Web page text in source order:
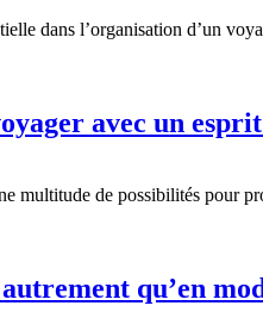
dans l’organisation d’un
avec un
multitude de possibilités pour
qu’en